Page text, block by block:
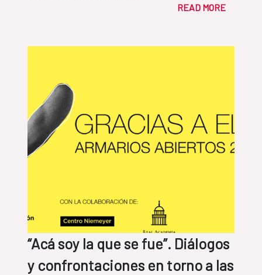
READ MORE
“Acá soy la que se fue”. Diálogos
y confrontaciones en torno a las